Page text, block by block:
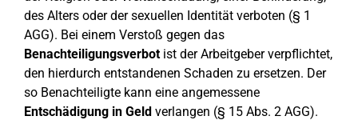
des Alters oder der sexuellen Identität verboten (§ 1
AGG). Bei einem Verstoß gegen das
Benachteiligungsverbotist der Arbeitgeber verpflichtet,
den hierdurch entstandenen Schaden zu ersetzen. Der
so Benachteiligte kann eine angemessene
Entschädigung in Geld verlangen (§ 15 Abs. 2 AGG).